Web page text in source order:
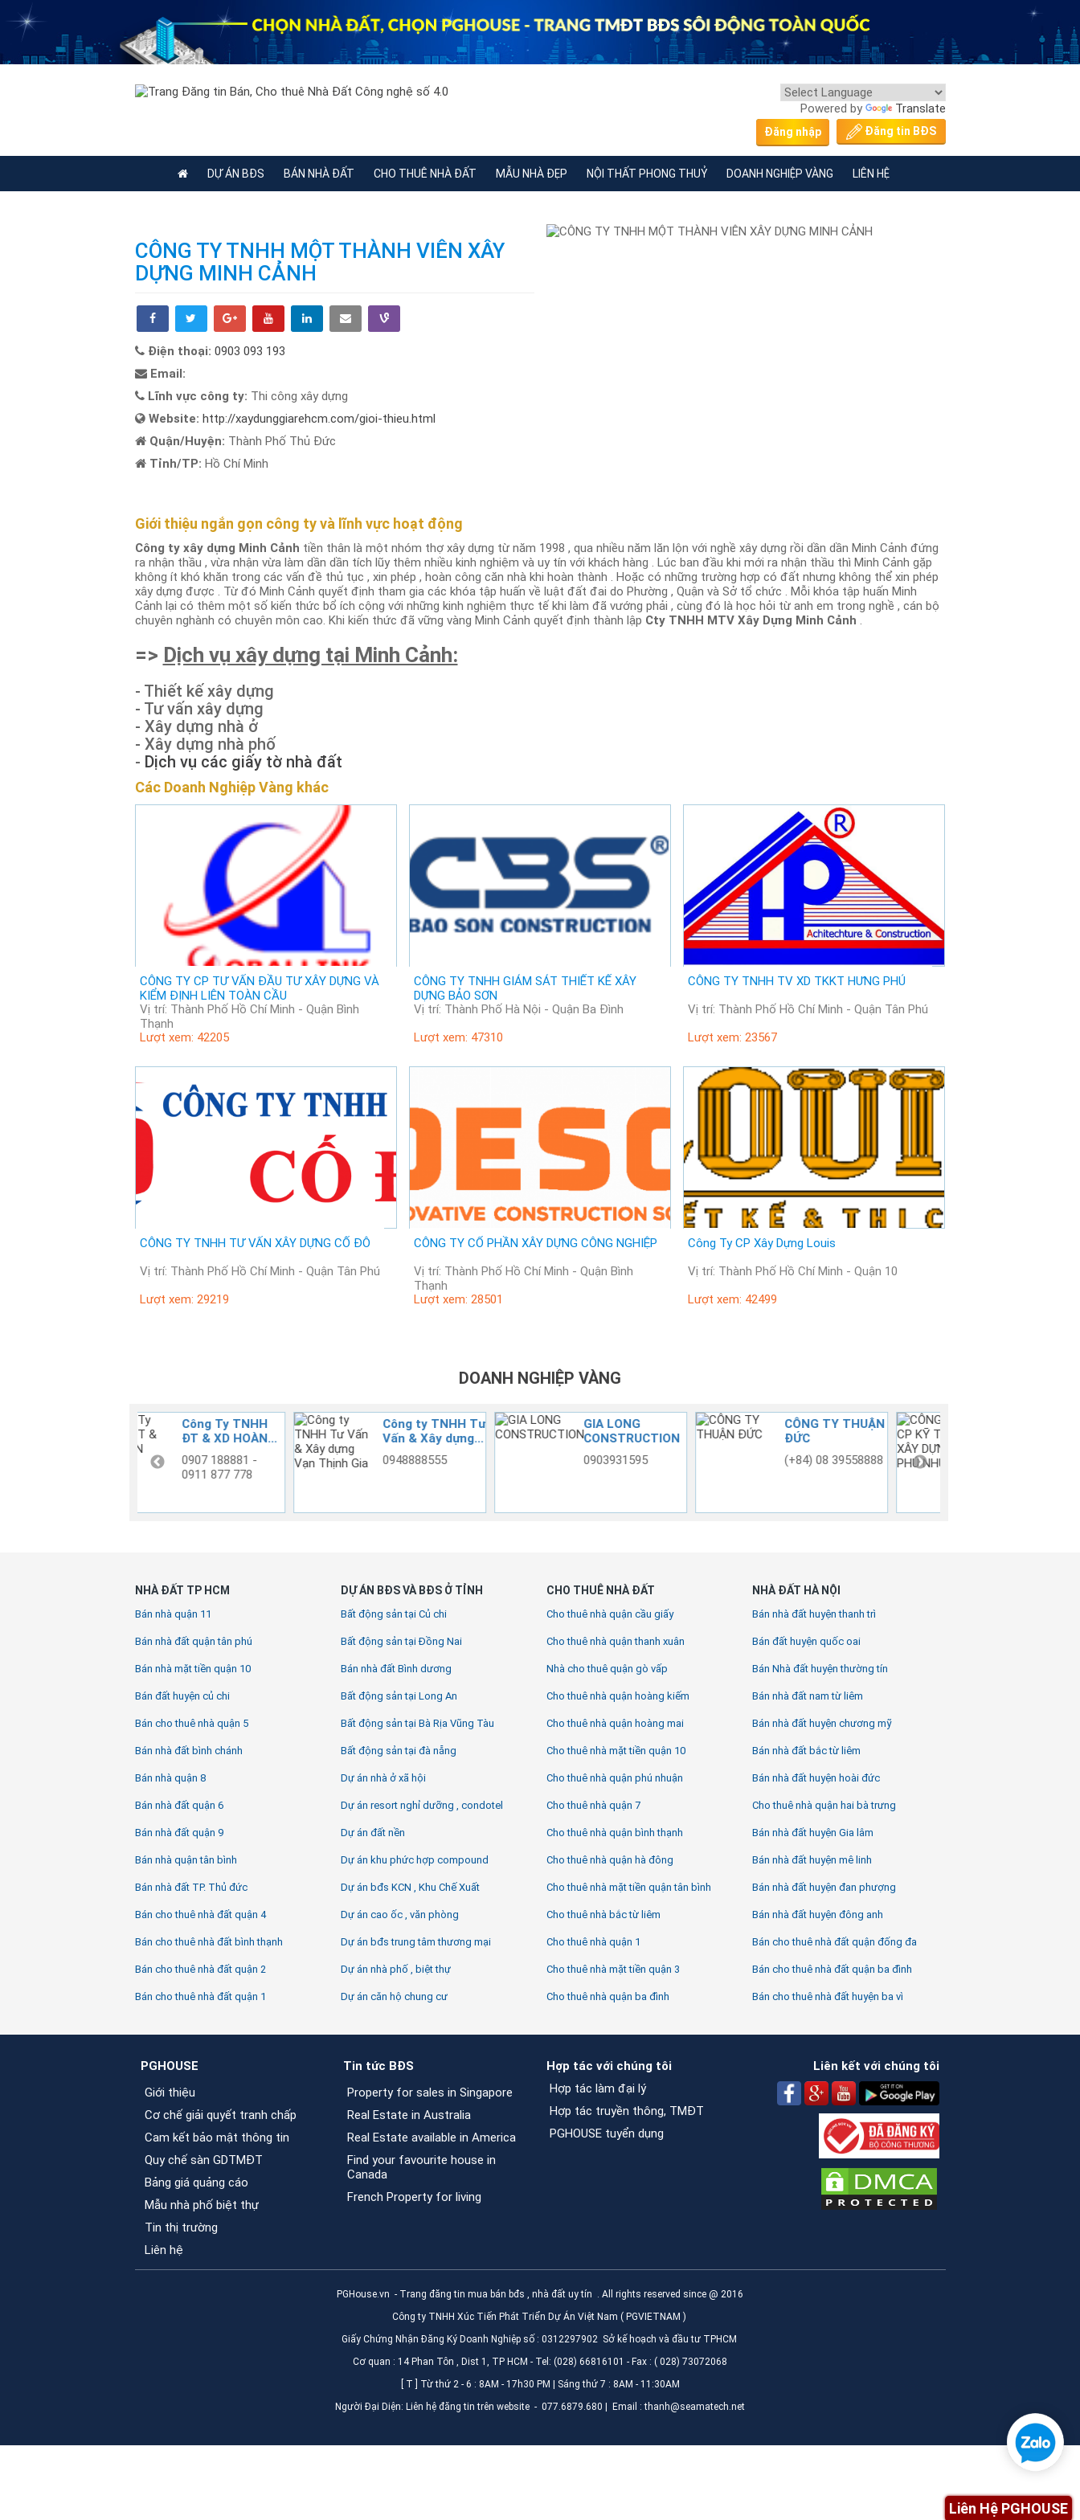
Powered by Translate
Đăng nhập Đăng tin BĐS
DỰ ÁN BĐS BÁN NHÀ ĐẤT CHO THUÊ NHÀ ĐẤT MẪU NHÀ ĐẸP NỘI THẤT PHONG THUỶ DOANH NGHIỆP VÀNG LIÊN HỆ
CÔNG TY TNHH MỘT THÀNH VIÊN XÂY
DỰNG MINH CẢNH
Điện thoại: 0903 093 193
Email:
Lĩnh vực công ty: Thi công xây dựng
Website: http://xaydunggiarehcm.com/gioi-thieu.html
Quận/Huyện: Thành Phố Thủ Đức
Tỉnh/TP: Hồ Chí Minh
Giới thiệu ngắn gọn công ty và lĩnh vực hoạt động
Công ty xây dựng Minh Cảnh tiền thân là một nhóm thợ xây dựng từ năm 1998 , qua nhiều năm lăn lộn với nghề xây dựng rồi dần dần Minh Cảnh đứng
ra nhận thầu , vừa nhận vừa làm dần dần tích lũy thêm nhiều kinh nghiệm và uy tín với khách hàng . Lúc ban đầu khi mới ra nhận thầu thì Minh Cảnh gặp
không ít khó khăn trong các vấn đề thủ tục , xin phép , hoàn công căn nhà khi hoàn thành . Hoặc có những trường hợp có đất nhưng không thể xin phép
xây dựng được . Từ đó Minh Cảnh quyết định tham gia các khóa tập huấn về luật đất đai do Phường , Quận và Sở tổ chức . Mỗi khóa tập huấn Minh
Cảnh lại có thêm một số kiến thức bổ ích cộng với những kinh nghiệm thực tế khi làm đã vướng phải , cùng đó là học hỏi từ anh em trong nghề , cán bộ
chuyên nghành có chuyên môn cao. Khi kiến thức đã vững vàng Minh Cảnh quyết định thành lập Cty TNHH MTV Xây Dựng Minh Cảnh .
=> Dịch vụ xây dựng tại Minh Cảnh:
- Thiết kế xây dựng
- Tư vấn xây dựng
- Xây dựng nhà ở
- Xây dựng nhà phố
- Dịch vụ các giấy tờ nhà đất
Các Doanh Nghiệp Vàng khác
CÔNG TY CP TƯ VẤN ĐẦU TƯ XÂY DỰNG VÀ
KIỂM ĐỊNH LIÊN TOÀN CẦU
Vị trí: Thành Phố Hồ Chí Minh - Quận Bình
Thạnh
Lượt xem: 42205
CÔNG TY TNHH GIÁM SÁT THIẾT KẾ XÂY
DỰNG BẢO SƠN
Vị trí: Thành Phố Hà Nội - Quận Ba Đình
Lượt xem: 47310
CÔNG TY TNHH TV XD TKKT HƯNG PHÚ
Vị trí: Thành Phố Hồ Chí Minh - Quận Tân Phú
Lượt xem: 23567
CÔNG TY TNHH TƯ VẤN XÂY DỰNG CỐ ĐÔ
Vị trí: Thành Phố Hồ Chí Minh - Quận Tân Phú
Lượt xem: 29219
CÔNG TY CỔ PHẦN XÂY DỰNG CÔNG NGHIỆP
Vị trí: Thành Phố Hồ Chí Minh - Quận Bình
Thạnh
Lượt xem: 28501
Công Ty CP Xây Dựng Louis
Vị trí: Thành Phố Hồ Chí Minh - Quận 10
Lượt xem: 42499
DOANH NGHIỆP VÀNG
Công ty TNHH Tư
Vấn & Xây dựng
Vạn Thịnh Gia
0948888555
GIA LONG
CONSTRUCTION
0903931595
CÔNG TY THUẬN
ĐỨC
(+84) 08 39558888
CÔNG TY CP KỸ
THUẬT XÂY
DỰNG PHÚ
(08) 3517 3674 -
NHÀ ĐẤT TP HCM
Bán nhà quận 11
Bán nhà đất quận tân phú
Bán nhà mặt tiền quận 10
Bán đất huyện củ chi
Bán cho thuê nhà quận 5
Bán nhà đất bình chánh
Bán nhà quận 8
Bán nhà đất quận 6
Bán nhà đất quận 9
Bán nhà quận tân bình
Bán nhà đất TP. Thủ đức
Bán cho thuê nhà đất quận 4
Bán cho thuê nhà đất bình thạnh
Bán cho thuê nhà đất quận 2
Bán cho thuê nhà đất quận 1
DỰ ÁN BĐS VÀ BĐS Ở TỈNH
Bất động sản tại Củ chi
Bất động sản tại Đồng Nai
Bán nhà đất Bình dương
Bất động sản tại Long An
Bất động sản tại Bà Rịa Vũng Tàu
Bất động sản tại đà nẵng
Dự án nhà ở xã hội
Dự án resort nghỉ dưỡng , condotel
Dự án đất nền
Dự án khu phức hợp compound
Dự án bđs KCN , Khu Chế Xuất
Dự án cao ốc , văn phòng
Dự án bđs trung tâm thương mại
Dự án nhà phố , biệt thự
Dự án căn hộ chung cư
CHO THUÊ NHÀ ĐẤT
Cho thuê nhà quận cầu giấy
Cho thuê nhà quận thanh xuân
Nhà cho thuê quận gò vấp
Cho thuê nhà quận hoàng kiếm
Cho thuê nhà quận hoàng mai
Cho thuê nhà mặt tiền quận 10
Cho thuê nhà quận phú nhuận
Cho thuê nhà quận 7
Cho thuê nhà quận bình thạnh
Cho thuê nhà quận hà đông
Cho thuê nhà mặt tiền quận tân bình
Cho thuê nhà bắc từ liêm
Cho thuê nhà quận 1
Cho thuê nhà mặt tiền quận 3
Cho thuê nhà quận ba đình
NHÀ ĐẤT HÀ NỘI
Bán nhà đất huyện thanh trì
Bán đất huyện quốc oai
Bán Nhà đất huyện thường tín
Bán nhà đất nam từ liêm
Bán nhà đất huyện chương mỹ
Bán nhà đất bắc từ liêm
Bán nhà đất huyện hoài đức
Cho thuê nhà quận hai bà trưng
Bán nhà đất huyện Gia lâm
Bán nhà đất huyện mê linh
Bán nhà đất huyện đan phượng
Bán nhà đất huyện đông anh
Bán cho thuê nhà đất quận đống đa
Bán cho thuê nhà đất quận ba đình
Bán cho thuê nhà đất huyện ba vì
Liên Hệ PGHOUSE
PGHOUSE
Giới thiệu
Cơ chế giải quyết tranh chấp
Cam kết bảo mật thông tin
Quy chế sàn GDTMĐT
Bảng giá quảng cáo
Mẫu nhà phố biệt thự
Tin thị trường
Liên hệ
Tin tức BĐS
Property for sales in Singapore
Real Estate in Australia
Real Estate available in America
Find your favourite house in
Canada
French Property for living
Hợp tác với chúng tôi
Hợp tác làm đại lý
Hợp tác truyền thông, TMĐT
PGHOUSE tuyển dụng
Liên kết với chúng tôi
PGHouse.vn - Trang đăng tin mua bán bđs , nhà đất uy tín . All rights reserved since @ 2016
Công ty TNHH Xúc Tiến Phát Triển Dự Án Việt Nam ( PGVIETNAM )
Giấy Chứng Nhận Đăng Ký Doanh Nghiệp số : 0312297902 Sở kế hoạch và đầu tư TPHCM
Cơ quan : 14 Phan Tôn , Dist 1, TP HCM - Tel: (028) 66816101 - Fax : ( 028) 73072068
[ T ] Từ thứ 2 - 6 : 8AM - 17h30 PM | Sáng thứ 7 : 8AM - 11:30AM
Người Đại Diện: Liên hệ đăng tin trên website - 077.6879.680 | Email : thanh@seamatech.net